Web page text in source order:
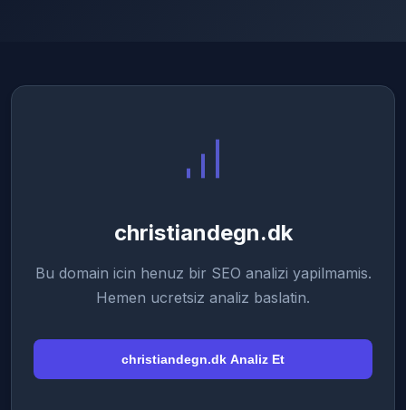
christiandegn.dk
Bu domain icin henuz bir SEO analizi yapilmamis.
Hemen ucretsiz analiz baslatin.
christiandegn.dk Analiz Et